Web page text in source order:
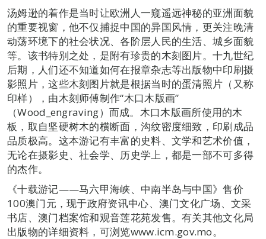
汤姆逊的着作是当时让欧洲人一窥遥远神秘的亚洲面貌
的重要视窗，他不仅捕捉中国的异国风情，更关注晚清
动荡环境下的社会状况、各阶层人民的生活、城乡面貌
等。该书特别之处，是附有珍贵的木刻图片。十九世纪
后期，人们还不知道如何在报章杂志等出版物中印刷摄
影照片，这些木刻图片就是根据当时的蛋清照片（又称
印样），由木刻师傅制作“木口木版画”
（Wood_engraving）而成。木口木版画所使用的木
板，取自坚硬树木的横断面，沟纹密度细致，印刷成品
品质极高。这本游记有丰富的史料、文学和艺术价值，
无论在摄影史、社会学、历史学上，都是一部不可多得
的杰作。
《十载游记——马六甲海峡、中南半岛与中国》售价
100澳门元，现于政府资讯中心、澳门文化广场、文采
书店、澳门档案馆和观音莲花苑发售。有关其他文化局
出版物的详细资料，可浏览www.icm.gov.mo。